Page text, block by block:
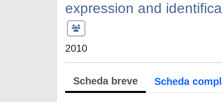
expression and
2010
Scheda breve Scheda